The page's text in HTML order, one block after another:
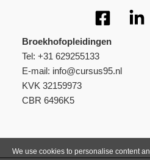
Broekhofopleidingen
Tel: +31 629255133
E-mail: info@cursus95.nl
KVK 32159973
CBR 6496K5
We use cookies to personalise content